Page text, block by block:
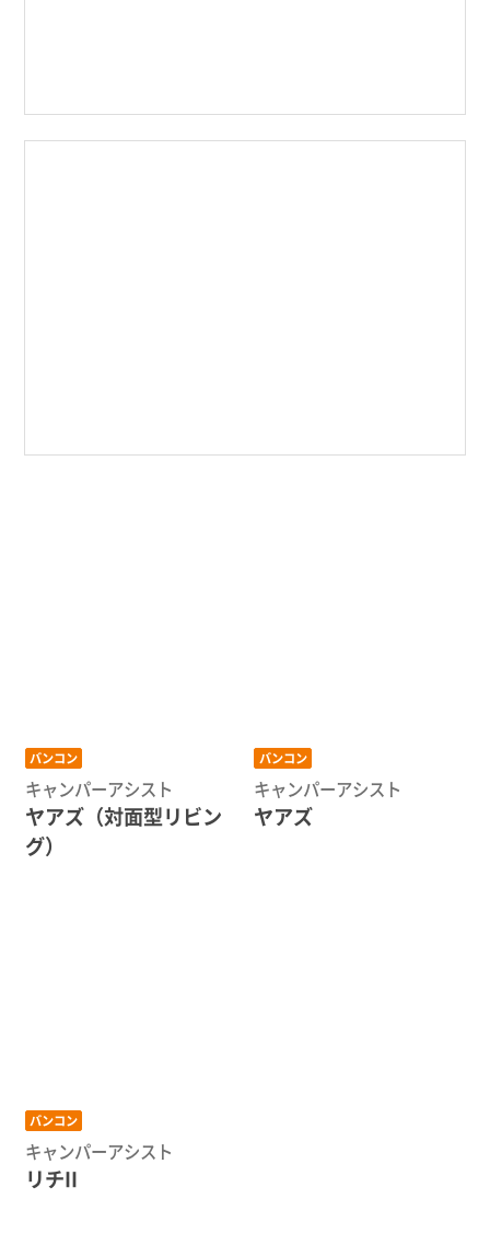
バンコン
キャンパーアシスト
ヤアズ（対面型リビン
グ）
バンコン
キャンパーアシスト
ヤアズ
バンコン
キャンパーアシスト
リチII